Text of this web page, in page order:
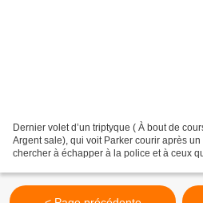
Dernier volet d’un triptyque ( À bout de
Argent sale), qui voit Parker courir après
chercher à échapper à la police et à ceux